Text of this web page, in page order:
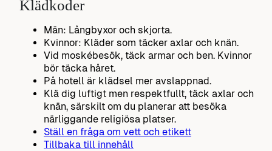
Klädkoder
Män: Långbyxor och skjorta.
Kvinnor: Kläder som täcker axlar och knän.
Vid moskébesök, täck armar och ben. Kvinnor
bör täcka håret.
På hotell är klädsel mer avslappnad.
Klä dig luftigt men respektfullt, täck axlar och
knän, särskilt om du planerar att besöka
närliggande religiösa platser.
Ställ en fråga om vett och etikett
Tillbaka till innehåll